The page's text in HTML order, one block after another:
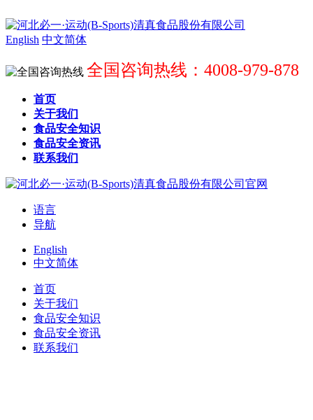
English 中文简体
全国咨询热线：4008-979-878
首页
关于我们
食品安全知识
食品安全资讯
联系我们
语言
导航
English
中文简体
首页
关于我们
食品安全知识
食品安全资讯
联系我们